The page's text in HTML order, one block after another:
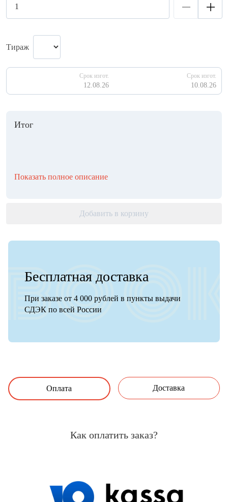
Тираж
Срок изгот.
12.08.26
Срок изгот.
10.08.26
Итог
Показать полное описание
Добавить в корзину
Бесплатная доставка
При заказе от 4 000 рублей в пункты выдачи
СДЭК по всей России
Оплата Доставка
Как оплатить заказ?